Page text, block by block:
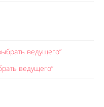
ведущего”